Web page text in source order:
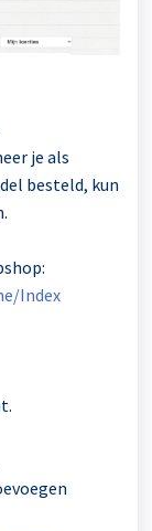
je als
besteld, kun
Index